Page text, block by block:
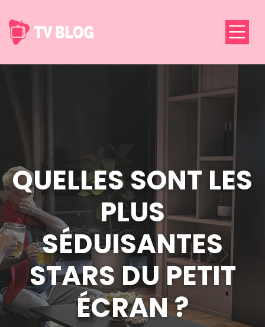
QUELLES SONT LES
PLUS
SÉDUISANTES
STARS DU PETIT
ÉCRAN ?